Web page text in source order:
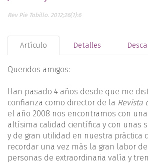
Rev Pie Tobillo. 2012;26(1):6
Artículo Detalles
Queridos amigos:
Han pasado 4 años desde que me
confianza como director de la Revista
el año 2008 nos encontramos con
altísima calidad científica y con unas
y de gran utilidad en nuestra práctica
recordar una vez más la gran labor
personas de extraordinaria valía y